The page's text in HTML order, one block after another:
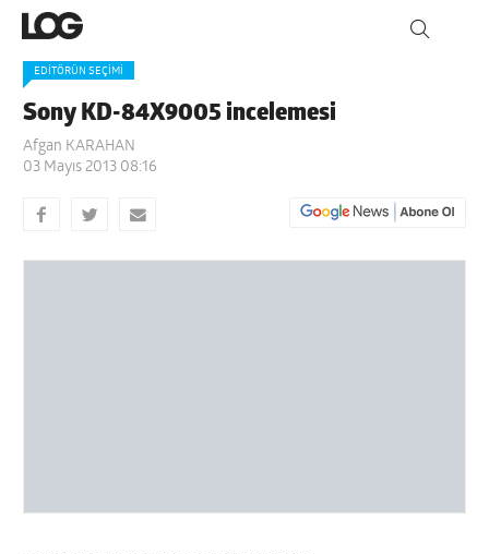
EDİTÖRÜN SEÇİMİ
Sony KD-84X9005 incelemesi
Afgan KARAHAN
03 Mayıs 2013 08:16